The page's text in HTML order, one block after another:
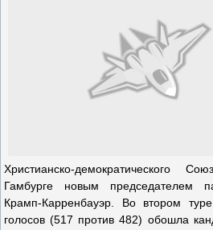
Христианско-демократического
Гамбурге новым председателем
Крамп-Карренбауэр. Во втором
голосов (517 против 482) обошла